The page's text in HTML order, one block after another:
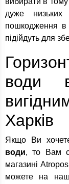
дуже
пошкодження в
підійдуть для
води
Харків
Якщо Ви
води, то Вам
магазині
можете на